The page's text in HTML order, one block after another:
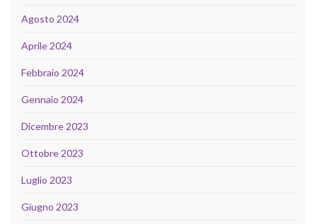
Agosto 2024
Aprile 2024
Febbraio 2024
Gennaio 2024
Dicembre 2023
Ottobre 2023
Luglio 2023
Giugno 2023